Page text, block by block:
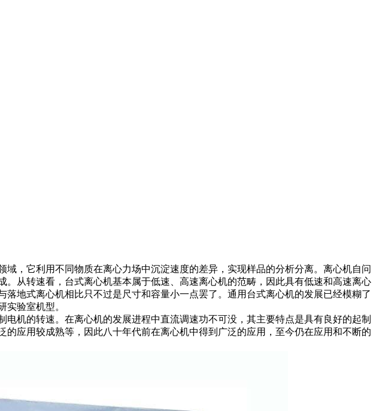
，它利用不同物质在离心力场中沉淀速度的差异，实现样品的分析分离。离心机自问
从转速看，台式离心机基本属于低速、高速离心机的范畴，因此具有低速和高速离心
地式离心机相比只不过是尺寸和容量小一点罢了。通用台式离心机的发展已经模糊了
验室机型。
的转速。在离心机的发展进程中直流调速功不可没，其主要特点是具有良好的起制
应用较成熟等，因此八十年代前在离心机中得到广泛的应用，至今仍在应用和不断的